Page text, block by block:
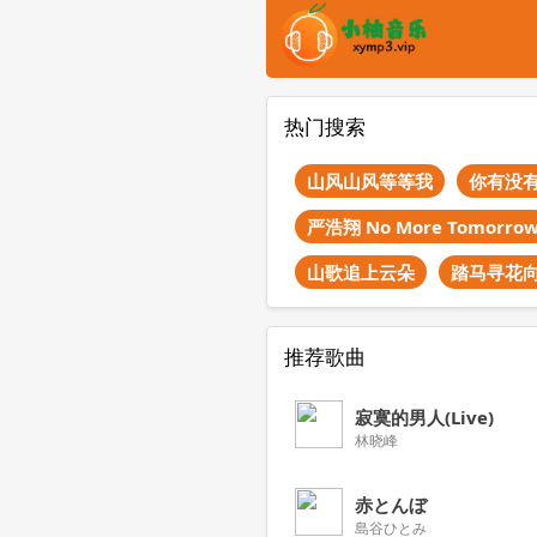
热门搜索
山风山风等等我
你有没
严浩翔 No More
山歌追上云朵
踏马寻花
推荐歌曲
寂寞的男人(Live)
林晓峰
赤とんぼ
島谷ひとみ